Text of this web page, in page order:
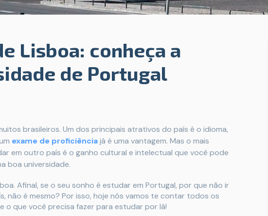
Lisboa: conheça a
de Portugal
brasileiros. Um dos principais atrativos do país é o idioma,
exame de proficiênciajá é uma vantagem. Mas o mais
em outro país é o ganho cultural e intelectual que você pode
boa universidade.
Afinal, se o seu sonho é estudar em Portugal, por que não ir
não é mesmo? Por isso, hoje nós vamos te contar todos os
o que você precisa fazer para estudar por lá!